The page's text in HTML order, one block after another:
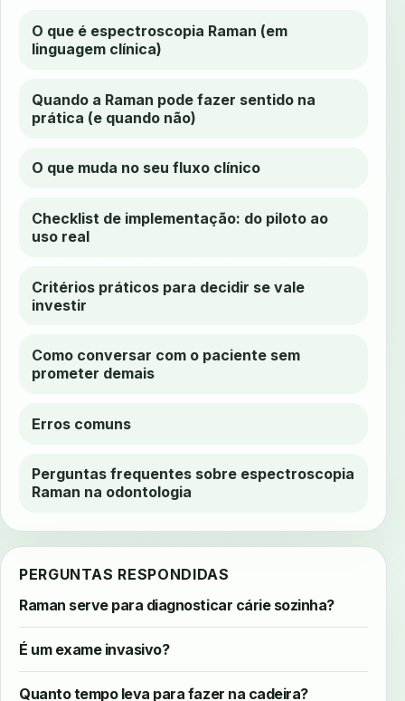
O que é espectroscopia Raman (em
linguagem clínica)
Quando a Raman pode fazer sentido na
prática (e quando não)
O que muda no seu fluxo clínico
Checklist de implementação: do piloto ao
uso real
Critérios práticos para decidir se vale
investir
Como conversar com o paciente sem
prometer demais
Erros comuns
Perguntas frequentes sobre espectroscopia
Raman na odontologia
PERGUNTAS RESPONDIDAS
Raman serve para diagnosticar cárie sozinha?
É um exame invasivo?
Quanto tempo leva para fazer na cadeira?